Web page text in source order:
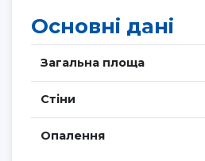
Основні дані
Загальна площа
Стіни
Опалення